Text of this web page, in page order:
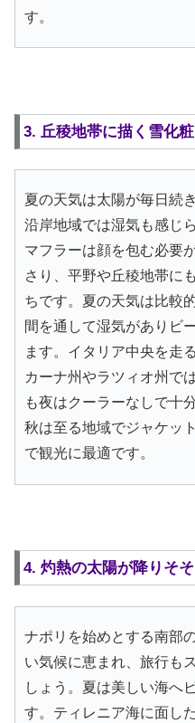
す。
3. 丘稜地帯に描く雪化
夏の天気は太陽が毎日続
沿岸地域では湿気も感じ
マフラーは顔を包む必要
さり、平野や丘稜地帯に
ちです。夏の天気は比較
間を通して湿気がありビ
ます。イタリア中央を走
カーナ州やラツィオ州で
も夜はクーラーなしで十
秋は至る地域でジャケッ
で観光に最適です。
4. 灼熱の太陽が降りそ
ナポリを始めとする南部
い気候に恵まれ、旅行も
しょう。夏は美しい海へ
す。ティレニア海に面し